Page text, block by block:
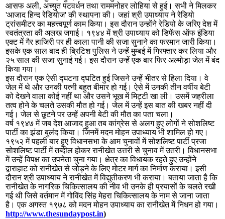
आसफ अली, अच्युत पटवर्धन तथा राममनोहर लोहिया से हुई। सभी ने मिलकर
'आजाद हिन्द रेडियोज' की स्थापना की। जहां श्री उपाध्याय ने रेडियो
ट्रांसमीटर का महत्त्वपूर्ण काम किया। इस दौरान उन्होंने रेडियो के जरिए देश में
स्वतंत्रता की अलख जगाई। १९४४ में श्री उपाध्याय को डिफेंस ऑफ इंडिया
एक्ट में गैर हाजिरी पर ही काला पानी की सजा सुनाने का फरमान जारी किया।
इसके एक साल बाद ही ब्रिटिश पुलिस ने उन्हें मुम्बई में गिरफ्तार कर लिया और
२५ साल की सजा सुनाई गई। इस दौरान उन्हें एक बार फिर अल्मोड़ा जेल में बंद
किया गया।
इस दौरान एक ऐसी द्घटना द्घटित हुई जिसने उन्हें भीतर से हिला दिया। वे
जेल में थे और उनकी पत्नी बहुत बीमार हो गई। ऐसे में उनकी तीन वर्षीय बेटी
को देखने वाला कोई नहीं था और उसने भूख में मिट्टी खा ली। उसमें जहरीला
तत्व होने के चलते उसकी मौत हो गई। जेल में उन्हें इस बात की खबर नहीं दी
गई। जेल से छूटने पर उन्हें अपनी बेटी की मौत का पता चला।
वर्ष १९४७ में जब देश आजाद हुआ तब कांग्रेस से अलग हुए लोगों ने सोशलिष्ट
पार्टी का झंडा बुलंद किया। जिनमें मदन मोहन उपाध्याय भी शामिल हो गए।
१९५२ में पहली बार हुए विधानसभा के आम चुनावों में सोशलिष्ट पार्टी प्रजा
सोशलिष्ट पार्टी में तब्दील होकर रानीखेत उत्तरी से चुनाव में उतरी। विधानसभा
में उन्हें विपक्ष का उपनेता चुना गया। क्षेत्र का विधायक रहते हुए उन्होंने
द्वाराहाट को रानीखेत से जोड़ने के लिए मोटर मार्ग का निर्माण कराया। इसी
दौरान श्री उपाध्याय ने रानीखेत में विद्युतीकरण भी कराया। बताया जाता है कि
रानीखेत के नागरिक चिकित्सालय की नीव भी उनके ही प्रयासों के चलते रखी
गई थी जिसे वर्तमान में गोविंद सिंह मेहरा चिकित्सालय के नाम से जाना जाता
है। एक अगस्त १९७८ को मदन मोहन उपाध्याय का रानीखेत में निधन हो गया।
http://www.thesundaypost.in)